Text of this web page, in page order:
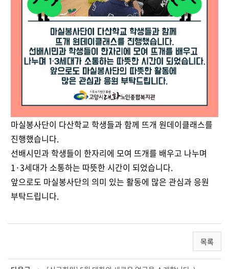
마실봉사단이 다산학교 학생들과 함께 뜨개 원데이클래스를
진행했습니다.
선배시민과 학생들이 한자리에 모여 뜨개를 배우고 나누며
1·3세대가 소통하는 따뜻한 시간이 되었습니다.
앞으로도 마실봉사단의 의미 있는 활동에 많은 관심과 응원
부탁드립니다.
목록